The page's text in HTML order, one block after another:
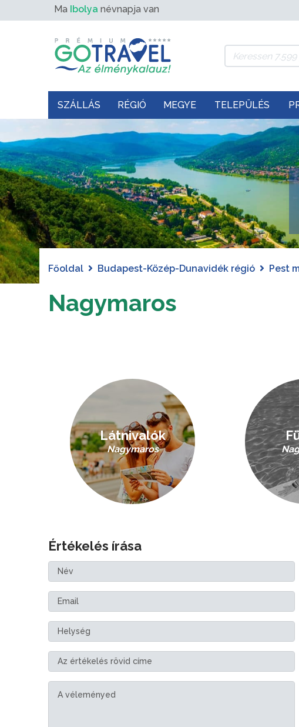
Ma Ibolya névnapja van
SZÁLLÁS RÉGIÓ MEGYE TELEPÜLÉS
Főoldal Budapest-Közép-Dunavidék régió Pest
Nagymaros
Látnivalók
Nagymaros
Értékelés írása